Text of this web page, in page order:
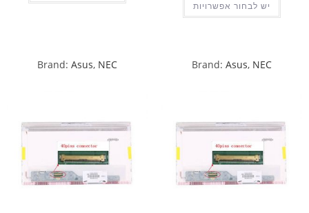
יש לבחור אפשרויות
Brand: Asus, NEC
Brand: Asus, NEC